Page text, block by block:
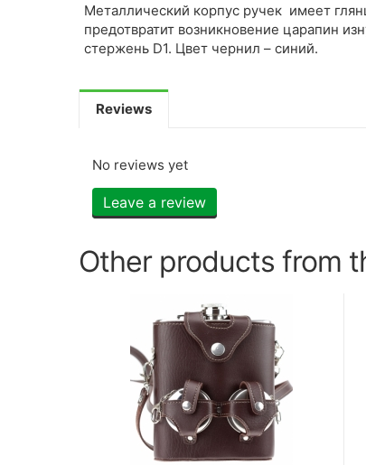
Металлический корпус ручек имеет
предотвратит возникновение царапин
стержень D1. Цвет чернил – синий.
Reviews
No reviews yet
Leave a review
Other products from